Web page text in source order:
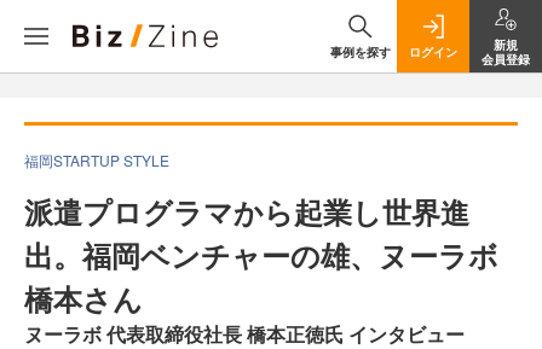
事例を探す ログイン
新規
会員登録
福岡STARTUP STYLE
派遣プログラマから起業し世界進
出。福岡ベンチャーの雄、ヌーラボ
橋本さん
ヌーラボ 代表取締役社長 橋本正徳氏 インタビュー